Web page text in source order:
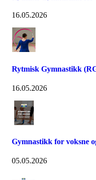
16.05.2026
Rytmisk Gymnastikk
16.05.2026
Gymnastikk for voksne
05.05.2026